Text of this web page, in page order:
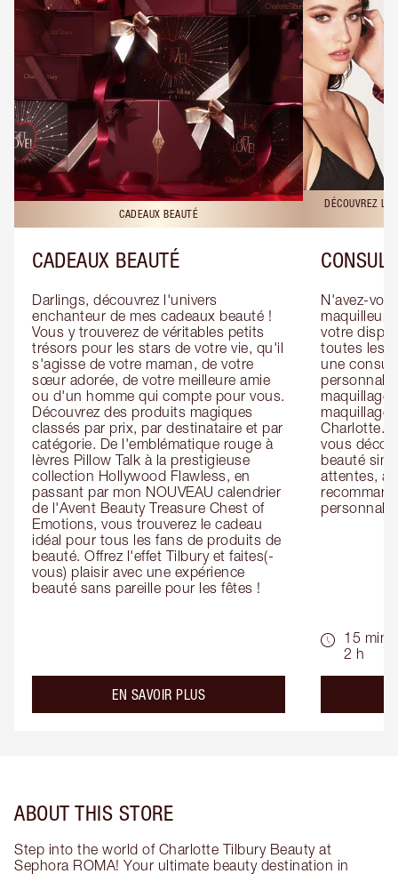
CADEAUX BEAUTÉ
CADEAUX BEAUTÉ
Darlings, découvrez l'univers
enchanteur de mes cadeaux beauté !
Vous y trouverez de véritables petits
trésors pour les stars de votre vie, qu'il
s'agisse de votre maman, de votre
sœur adorée, de votre meilleure amie
ou d'un homme qui compte pour vous.
Découvrez des produits magiques
classés par prix, par destinataire et par
catégorie. De l'emblématique rouge à
lèvres Pillow Talk à la prestigieuse
collection Hollywood Flawless, en
passant par mon NOUVEAU calendrier
de l'Avent Beauty Treasure Chest of
Emotions, vous trouverez le cadeau
idéal pour tous les fans de produits de
beauté. Offrez l'effet Tilbury et faites(-
vous) plaisir avec une expérience
beauté sans pareille pour les fêtes !
EN SAVOIR PLUSabout the
DÉCOUVREZ
N'avez-
maquilleur
votre
toutes les
une
maquillage
maquillage
Charlotte.
vous
beauté
attentes,
15 min -
2 h
ABOUT THIS STORE
Step into the world of Charlotte Tilbury Beauty at
Sephora ROMA! Your ultimate beauty destination in